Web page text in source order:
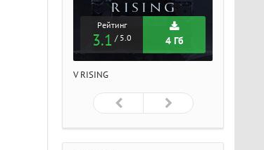
Рейтинг
3.1 / 5.0 4 Гб
V RISING